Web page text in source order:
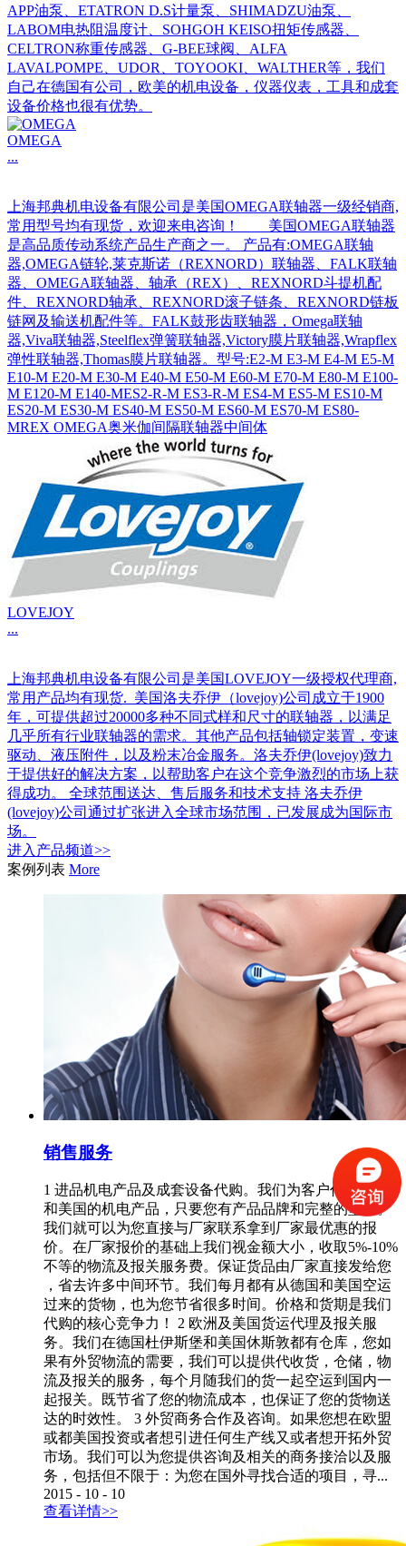
APP油泵、ETATRON D.S计量泵、SHIMADZU油泵、
LABOM电热阻温度计、SOHGOH KEISO扭矩传感器、
CELTRON称重传感器、G-BEE球阀、ALFA
LAVALPOMPE、UDOR、TOYOOKI、WALTHER等，我们
自己在德国有公司，欧美的机电设备，仪器仪表，工具和成套
设备价格也很有优势。
OMEGA
...
上海邦典机电设备有限公司是美国OMEGA联轴器一级经销商,
常用型号均有现货，欢迎来电咨询！ 美国OMEGA联轴器
是高品质传动系统产品生产商之一。 产品有:OMEGA联轴
器,OMEGA链轮,莱克斯诺（REXNORD）联轴器、FALK联轴
器、OMEGA联轴器、轴承（REX）、REXNORD斗提机配
件、REXNORD轴承、REXNORD滚子链条、REXNORD链板
链网及输送机配件等。FALK鼓形齿联轴器，Omega联轴
器,Viva联轴器,Steelflex弹簧联轴器,Victory膜片联轴器,Wrapflex
弹性联轴器,Thomas膜片联轴器。型号:E2-M E3-M E4-M E5-M
E10-M E20-M E30-M E40-M E50-M E60-M E70-M E80-M E100-
M E120-M E140-MES2-R-M ES3-R-M ES4-M ES5-M ES10-M
ES20-M ES30-M ES40-M ES50-M ES60-M ES70-M ES80-
MREX OMEGA奥米伽间隔联轴器中间体
LOVEJOY
...
上海邦典机电设备有限公司是美国LOVEJOY一级授权代理商,
常用产品均有现货. 美国洛夫乔伊（lovejoy)公司成立于1900
年，可提供超过20000多种不同式样和尺寸的联轴器，以满足
几乎所有行业联轴器的需求。其他产品包括轴锁定装置，变速
驱动、液压附件，以及粉末冶金服务。洛夫乔伊(lovejoy)致力
于提供好的解决方案，以帮助客户在这个竞争激烈的市场上获
得成功。 全球范围送达、售后服务和技术支持 洛夫乔伊
(lovejoy)公司通过扩张进入全球市场范围，已发展成为国际市
场。
进入 产品频道>>
案例列表 More
销售服务
1 进品机电产品及成套设备代购。我们为客户代购欧盟
和美国的机电产品，只要您有产品品牌和完整的型号。
我们就可以为您直接与厂家联系拿到厂家最优惠的报
价。在厂家报价的基础上我们视金额大小，收取5%-10%
不等的物流及报关服务费。保证货品由厂家直接发给您
，省去许多中间环节。我们每月都有从德国和美国空运
过来的货物，也为您节省很多时间。价格和货期是我们
代购的核心竞争力！ 2 欧洲及美国货运代理及报关服
务。我们在德国杜伊斯堡和美国休斯敦都有仓库，您如
果有外贸物流的需要，我们可以提供代收货，仓储，物
流及报关的服务，每个月随我们的货一起空运到国内一
起报关。既节省了您的物流成本，也保证了您的货物送
达的时效性。 3 外贸商务合作及咨询。如果您想在欧盟
或都美国投资或者想引进任何生产线又或者想开拓外贸
市场。我们可以为您提供咨询及相关的商务接洽以及服
务，包括但不限于：为您在国外寻找合适的项目，寻...
2015 - 10 - 10
查看详情>>